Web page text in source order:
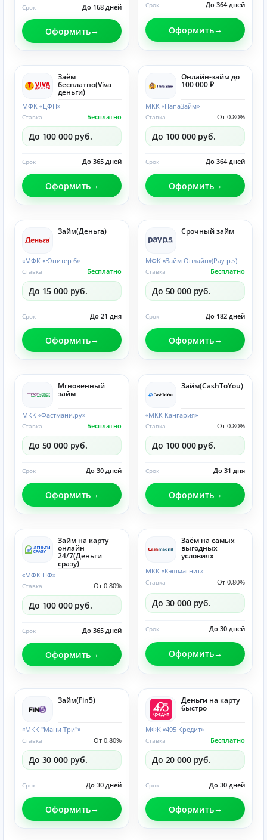
До 168 дней
Срок
Оформить
До 364 дней
Срок
Оформить
Заём
бесплатно(Viva
деньги)
МФК «ЦФП»
Бесплатно
Ставка
До 100 000 руб.
До 365 дней
Срок
Оформить
Онлайн-займ до
100 000 ₽
МКК «ПапаЗайм»
От 0.80%
Ставка
До 100 000 руб.
До 364 дней
Срок
Оформить
Займ(Деньга)
«МФК «Юпитер 6»
Бесплатно
Ставка
До 15 000 руб.
До 21 дня
Срок
Оформить
Срочный займ
МФК «Займ Онлайн»(Pay p.s)
Бесплатно
Ставка
До 50 000 руб.
До 182 дней
Срок
Оформить
Мгновенный
займ
МКК «Фастмани.ру»
Бесплатно
Ставка
До 50 000 руб.
До 30 дней
Срок
Оформить
Займ(CashToYou)
«МКК Кангария»
От 0.80%
Ставка
До 100 000 руб.
До 31 дня
Срок
Оформить
Займ на карту
онлайн
24/7(Деньги
сразу)
«МФК НФ»
От 0.80%
Ставка
До 100 000 руб.
До 365 дней
Срок
Оформить
Заём на самых
выгодных
условиях
МКК «Кэшмагнит»
От 0.80%
Ставка
До 30 000 руб.
До 30 дней
Срок
Оформить
Займ(Fin5)
«МКК "Мани Три"»
От 0.80%
Ставка
До 30 000 руб.
До 30 дней
Срок
Оформить
Деньги на карту
быстро
МФК «495 Кредит»
Бесплатно
Ставка
До 20 000 руб.
До 30 дней
Срок
Оформить